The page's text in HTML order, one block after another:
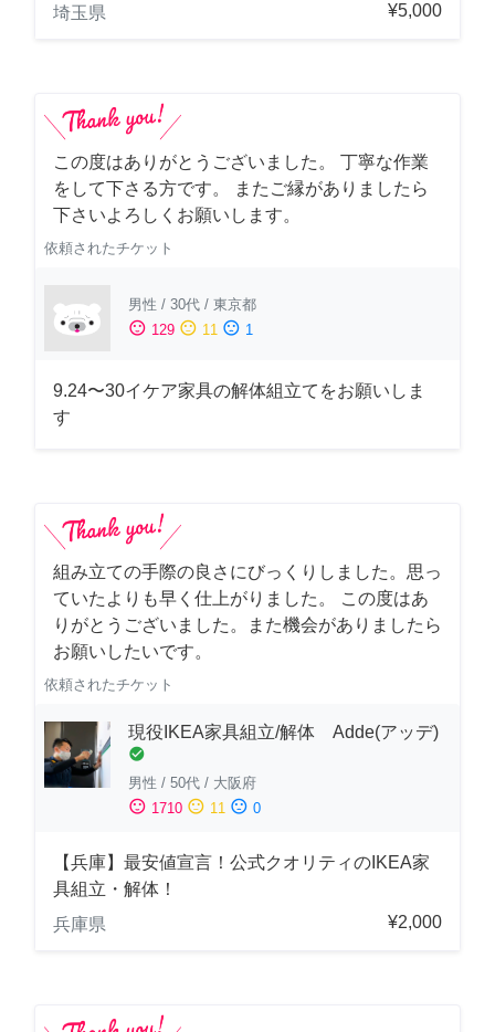
埼玉県
¥5,000
この度はありがとうございました。 丁寧な作業
をして下さる方です。 またご縁がありましたら
下さいよろしくお願いします。
依頼されたチケット
男性 / 30代 / 東京都
sentiment_satisfied 129 sentiment_neutral 11 sentiment_dissatisfied 1
9.24〜30イケア家具の解体組立てをお願いしま
す
組み立ての手際の良さにびっくりしました。思っ
ていたよりも早く仕上がりました。 この度はあ
りがとうございました。また機会がありましたら
お願いしたいです。
依頼されたチケット
現役IKEA家具組立/解体 Adde(アッデ)
check_circle
男性 / 50代 / 大阪府
sentiment_satisfied 1710 sentiment_neutral 11 sentiment_dissatisfied 0
【兵庫】最安値宣言！公式クオリティのIKEA家
具組立・解体！
兵庫県
¥2,000